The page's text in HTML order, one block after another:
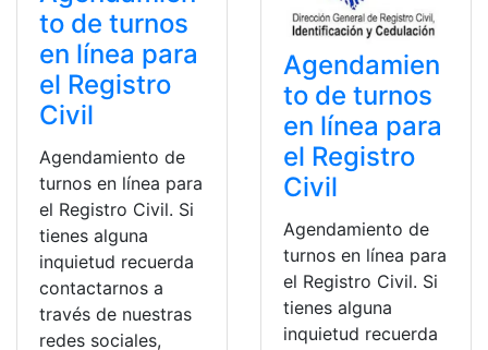
to de turnos
en línea para
el Registro
Civil
Agendamiento de
turnos en línea para
el Registro Civil. Si
tienes alguna
inquietud recuerda
contactarnos a
través de nuestras
redes sociales,
Agendamien
to de turnos
en línea para
el Registro
Civil
Agendamiento de
turnos en línea para
el Registro Civil. Si
tienes alguna
inquietud recuerda